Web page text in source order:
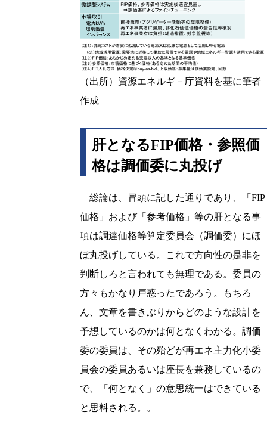
（出所）資源エネルギ－庁資料を基に筆者
作成
肝となるFIP価格・参照価
格は調価委に丸投げ
総論は、冒頭に記した通りであり、「FIP
価格」および「参考価格」等の肝となる事
項は調達価格等算定委員会（調価委）にほ
ぼ丸投げしている。これで方向性の是非を
判断しろと言われても無理である。委員の
方々もかなり戸惑ったであろう。もちろ
ん、文章を書きぶりからどのような設計を
予想しているのかは何となくわかる。調価
委の委員は、その殆どが再エネ主力化小委
員会の委員あるいは座長を兼務しているの
で、「何となく」の意思統一はできている
と思料される。。